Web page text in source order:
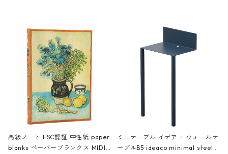
高級ノート FSC認証 中性紙 paper
blanks ペーパーブランクス MIDI
ミニテーブル イデアコ ウォールテ
ーブルB5 ideaco minimal steel f